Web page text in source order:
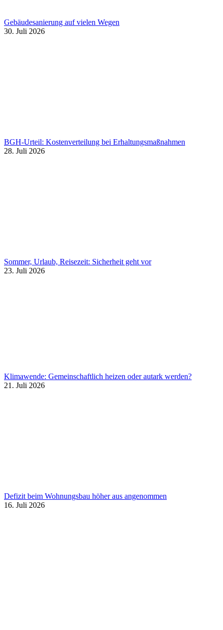
Gebäudesanierung auf vielen Wegen
30. Juli 2026
BGH-Urteil: Kostenverteilung bei Erhaltungsmaßnahmen
28. Juli 2026
Sommer, Urlaub, Reisezeit: Sicherheit geht vor
23. Juli 2026
Klimawende: Gemeinschaftlich heizen oder autark werden?
21. Juli 2026
Defizit beim Wohnungsbau höher aus angenommen
16. Juli 2026